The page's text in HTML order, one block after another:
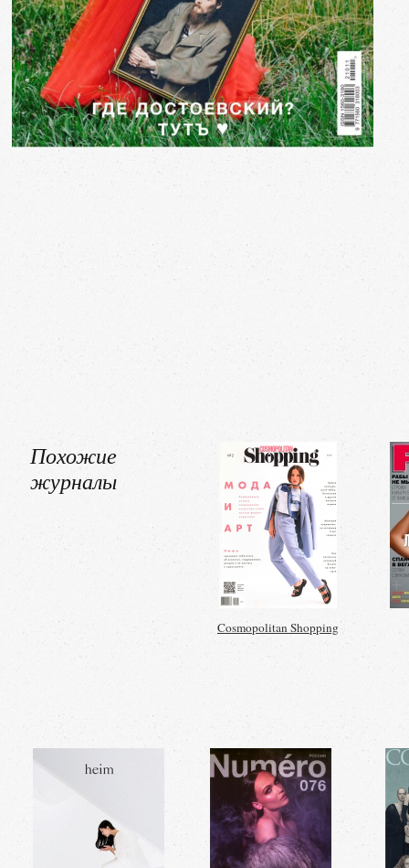
Похожие
журналы
Cosmopolitan Shopping